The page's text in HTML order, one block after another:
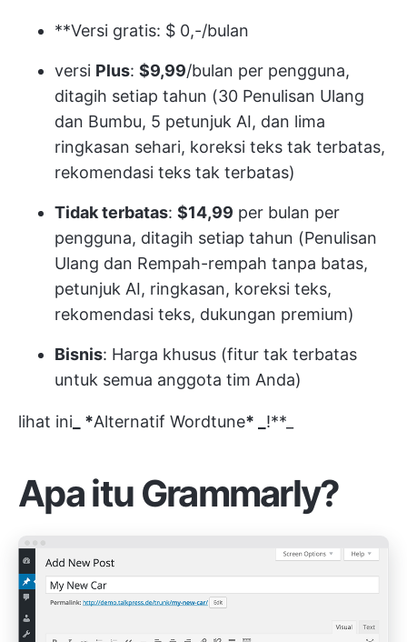
**Versi gratis: $ 0,-/bulan
versi Plus: $9,99/bulan per pengguna,
ditagih setiap tahun (30 Penulisan Ulang
dan Bumbu, 5 petunjuk AI, dan lima
ringkasan sehari, koreksi teks tak terbatas,
rekomendasi teks tak terbatas)
Tidak terbatas: $14,99 per bulan per
pengguna, ditagih setiap tahun (Penulisan
Ulang dan Rempah-rempah tanpa batas,
petunjuk AI, ringkasan, koreksi teks,
rekomendasi teks, dukungan premium)
Bisnis: Harga khusus (fitur tak terbatas
untuk semua anggota tim Anda)
lihat ini _ *Alternatif Wordtune* _ !**_
Apa itu Grammarly?